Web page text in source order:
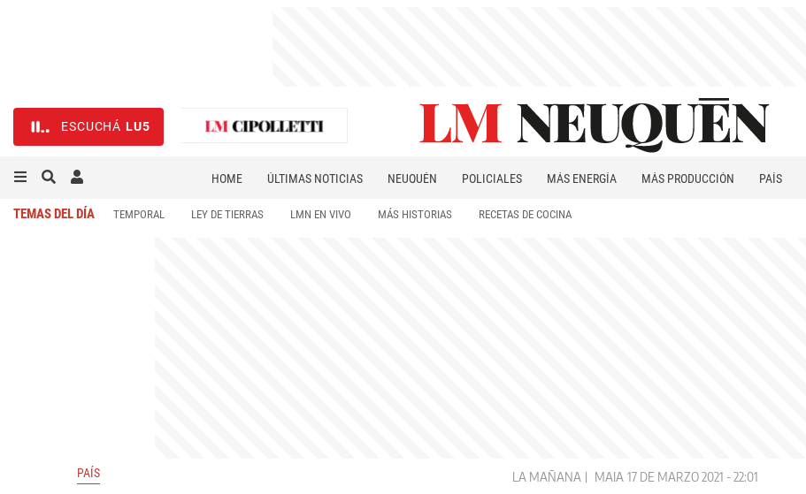
ESCUCHÁ LU5
HOME ÚLTIMAS NOTICIAS NEUQUÉN POLICIALES MÁS ENERGÍA MÁS PRODUCCIÓN PAÍS
TEMAS DEL DÍA TEMPORAL LEY DE TIERRAS LMN EN VIVO MÁS HISTORIAS RECETAS DE COCINA
PAÍS LA MAÑANA MAIA 17 DE MARZO 2021 - 22:01